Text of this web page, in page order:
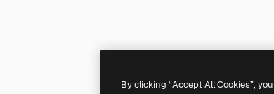
By clicking “Accept All Cookies”,